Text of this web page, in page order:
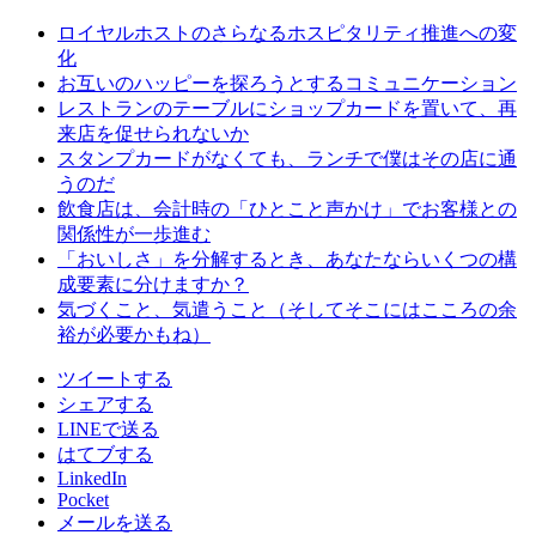
ロイヤルホストのさらなるホスピタリティ推進への変
化
お互いのハッピーを探ろうとするコミュニケーション
レストランのテーブルにショップカードを置いて、再
来店を促せられないか
スタンプカードがなくても、ランチで僕はその店に通
うのだ
飲食店は、会計時の「ひとこと声かけ」でお客様との
関係性が一歩進む
「おいしさ」を分解するとき、あなたならいくつの構
成要素に分けますか？
気づくこと、気遣うこと（そしてそこにはこころの余
裕が必要かもね）
ツイートする
シェアする
LINEで送る
はてブする
LinkedIn
Pocket
メールを送る